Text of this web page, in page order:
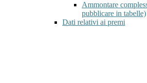
Ammontare
pubblicare in tabelle)
Dati relativi ai premi